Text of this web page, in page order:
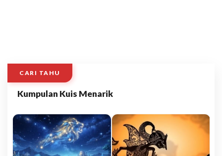
CARI TAHU
Kumpulan Kuis Menarik